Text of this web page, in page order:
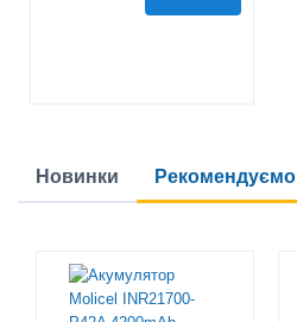
Новинки Рекомендуємо